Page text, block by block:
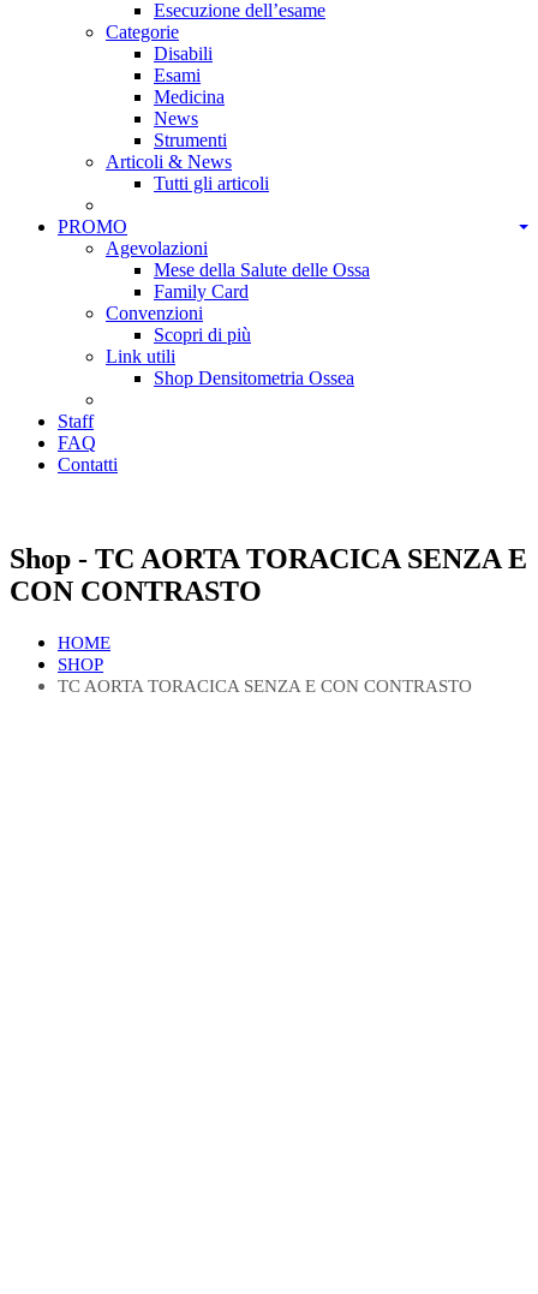
Esecuzione dell’esame
Categorie
Disabili
Esami
Medicina
News
Strumenti
Articoli & News
Tutti gli articoli
PROMO
Agevolazioni
Mese della Salute delle Ossa
Family Card
Convenzioni
Scopri di più
Link utili
Shop Densitometria Ossea
Staff
FAQ
Contatti
Shop - TC AORTA TORACICA SENZA E
CON CONTRASTO
HOME
SHOP
TC AORTA TORACICA SENZA E CON CONTRASTO